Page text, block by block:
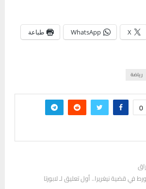
X
WhatsApp طباعة
رياضة
0
في قضية نيغريرا.. أول تعليق لـ لابورتا